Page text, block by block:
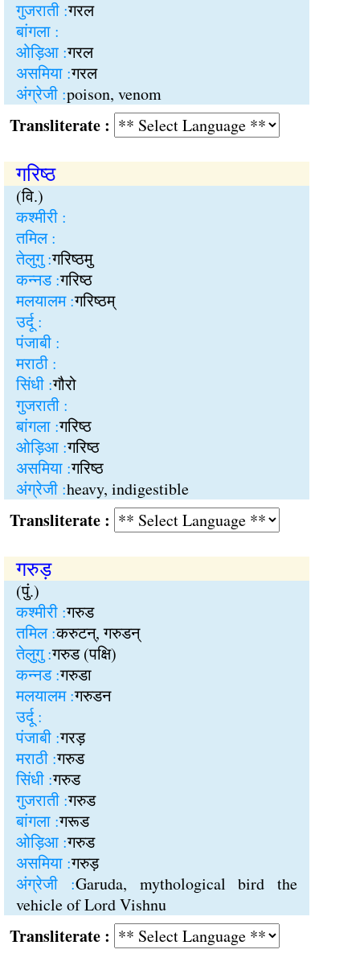
गुजराती :गरल
बांगला :
ओड़िआ :गरल
असमिया :गरल
अंग्रेजी :poison, venom
:
गरिष्ठ
(वि.)
कश्मीरी :
तमिल :
तेलुगु :गरिष्ठमु
कन्नड :गरिष्ठ
मलयालम :गरिष्ठम्
उर्दू :
पंजाबी :
मराठी :
सिंधी :गौरो
गुजराती :
बांगला :गरिष्ठ
ओड़िआ :गरिष्ठ
असमिया :गरिष्ठ
अंग्रेजी :heavy, indigestible
:
गरुड़
(पुं.)
कश्मीरी :गरुड
तमिल :करुटन्, गरुडन्
तेलुगु :गरुड (पक्षि)
कन्नड :गरुडा
मलयालम :गरुडन
उर्दू :
पंजाबी :गरड़
मराठी :गरुड
सिंधी :गरुड
गुजराती :गरुड
बांगला :गरूड
ओड़िआ :गरुड
असमिया :गरुड़
अंग्रेजी :Garuda, mythological bird the
vehicle of Lord Vishnu
: